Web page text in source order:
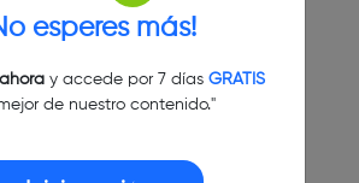
esperes más!
y accede por 7 días GRATIS
de nuestro contenido."